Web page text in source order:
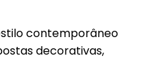
contemporâneo
decorativas,